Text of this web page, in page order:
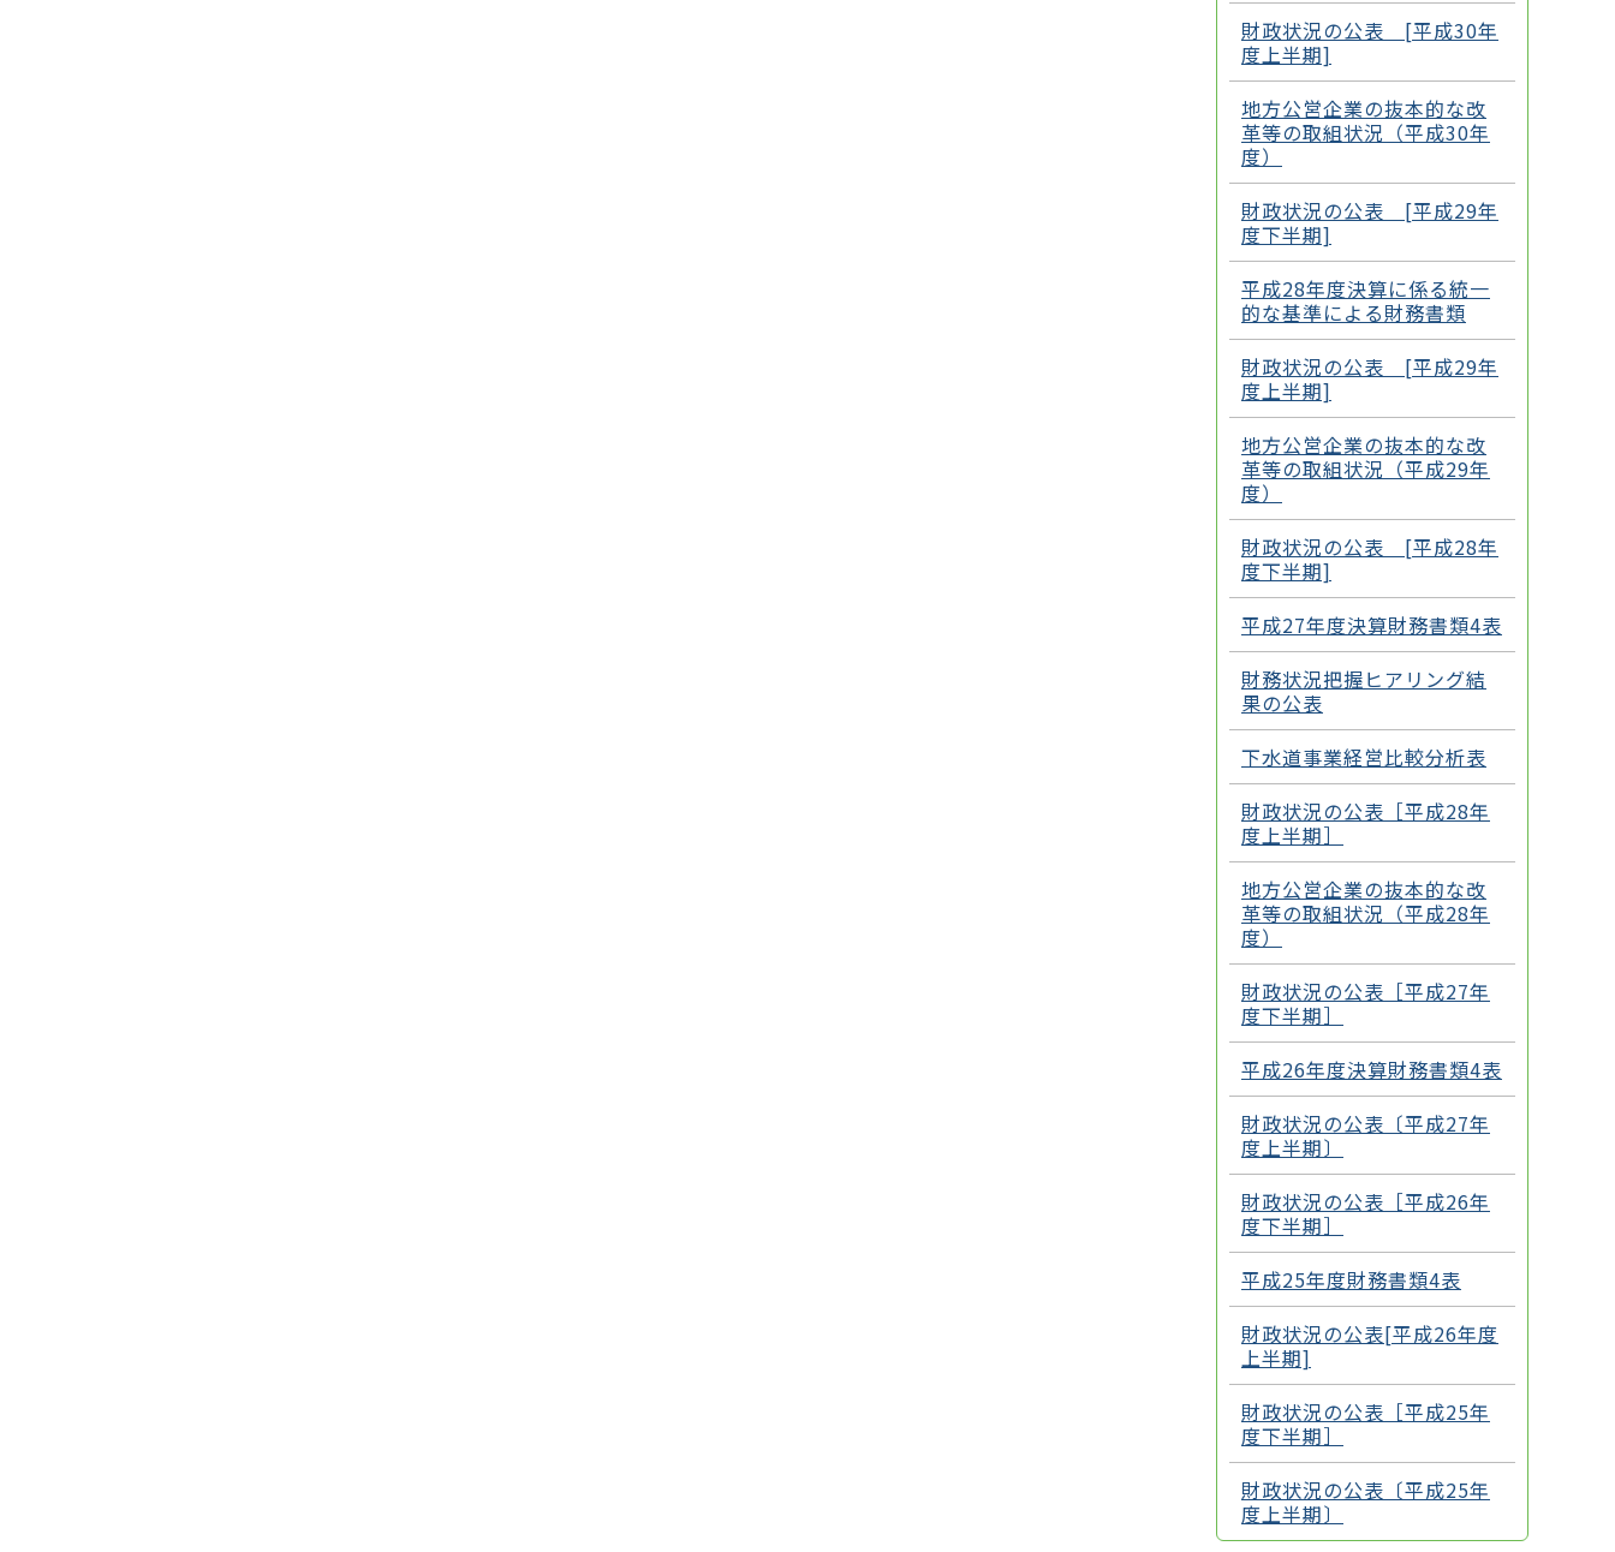
財政状況の公表 [平成30年
度上半期]
地方公営企業の抜本的な改
革等の取組状況（平成30年
度）
財政状況の公表 [平成29年
度下半期]
平成28年度決算に係る統一
的な基準による財務書類
財政状況の公表 [平成29年
度上半期]
地方公営企業の抜本的な改
革等の取組状況（平成29年
度）
財政状況の公表 [平成28年
度下半期]
平成27年度決算財務書類4表
財務状況把握ヒアリング結
果の公表
下水道事業経営比較分析表
財政状況の公表［平成28年
度上半期］
地方公営企業の抜本的な改
革等の取組状況（平成28年
度）
財政状況の公表［平成27年
度下半期］
平成26年度決算財務書類4表
財政状況の公表〔平成27年
度上半期〕
財政状況の公表［平成26年
度下半期］
平成25年度財務書類4表
財政状況の公表[平成26年度
上半期]
財政状況の公表［平成25年
度下半期］
財政状況の公表〔平成25年
度上半期〕